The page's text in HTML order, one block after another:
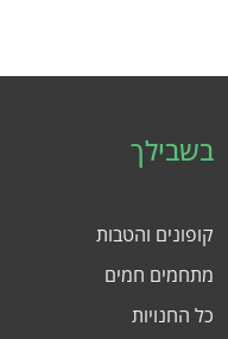
בשבילך
קופונים והטבות
מתחמים חמים
כל החנויות